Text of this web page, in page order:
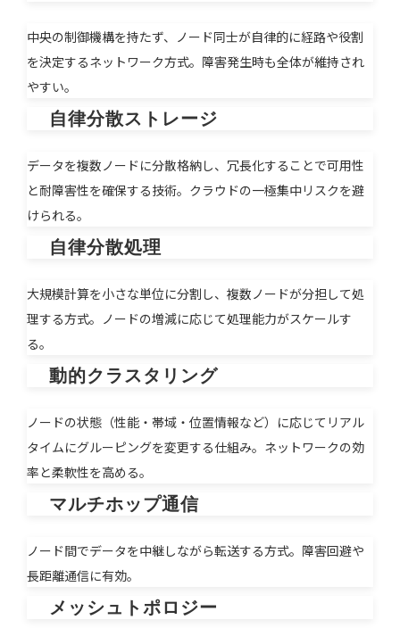
中央の制御機構を持たず、ノード同士が自律的に経路や役割
を決定するネットワーク方式。障害発生時も全体が維持され
やすい。
自律分散ストレージ
データを複数ノードに分散格納し、冗長化することで可用性
と耐障害性を確保する技術。クラウドの一極集中リスクを避
けられる。
自律分散処理
大規模計算を小さな単位に分割し、複数ノードが分担して処
理する方式。ノードの増減に応じて処理能力がスケールす
る。
動的クラスタリング
ノードの状態（性能・帯域・位置情報など）に応じてリアル
タイムにグルーピングを変更する仕組み。ネットワークの効
率と柔軟性を高める。
マルチホップ通信
ノード間でデータを中継しながら転送する方式。障害回避や
長距離通信に有効。
メッシュトポロジー